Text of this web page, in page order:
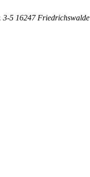
3-5 16247 Friedrichswalde